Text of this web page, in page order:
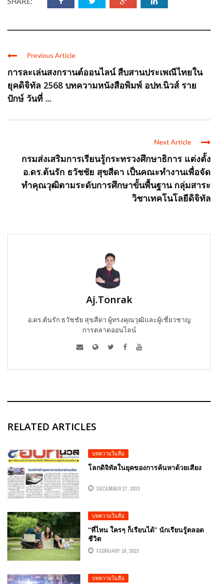
Previous Article
การละเล่นสงกรานต์ออนไลน์ สืบสานประเพณีไทยใน
ยุคดิจิทัล 2568 บทความหนังสือพิมพ์ อปท.นิวส์ ราย
ปักษ์ วันที่ ...
Next Article
กรมส่งเสริมการเรียนรู้กระทรวงศึกษาธิการ แต่งตั้ง
อ.ดร.ต้นรัก ธวัชชัย สุขสีดา เป็นคณะทำงานเพื่อจัด
ทำคุณวุฒิตามระดับการศึกษาขั้นพื้นฐาน กลุ่มสาระ
วิชาเทคโนโลยีดิจิทัล
Aj.Tonrak
อ.ดร.ต้นรัก ธวัชชัย สุขสีดา ผู้ทรงคุณวุฒิและผู้เชี่ยวชาญ
การตลาดออนไลน์
RELATED ARTICLES
บทความในสื่อ
โลกดิจิทัลในยุคของการค้นหาด้วยเสียง
DECEMBER 27, 2023
บทความในสื่อ
“ที่ไหน ใครๆ ก็เรียนได้” นักเรียนรู้ตลอด
ชีวิต
FEBRUARY 16, 2023
บทความในสื่อ